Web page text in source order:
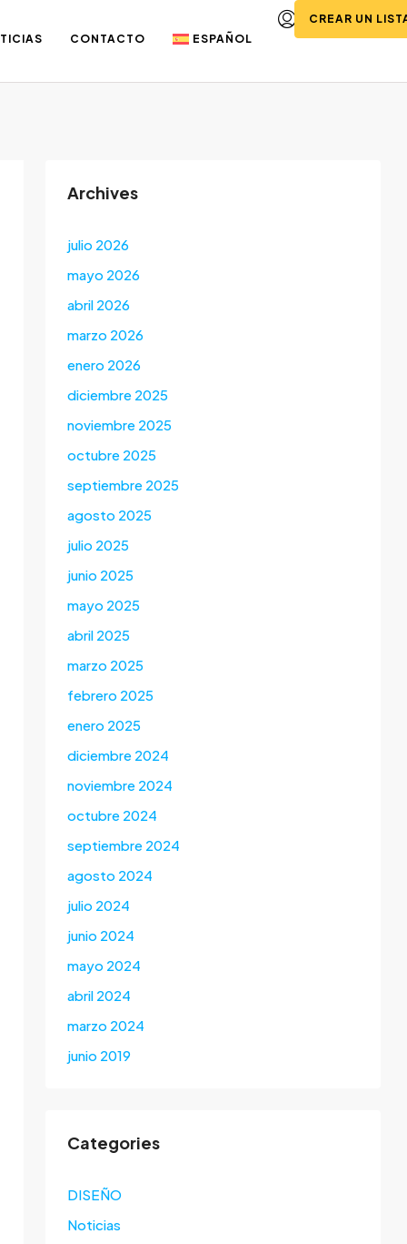
CONTACTO ESPAÑOL
CREAR UN
Archives
julio 2026
mayo 2026
abril 2026
marzo 2026
enero 2026
diciembre 2025
noviembre 2025
octubre 2025
septiembre 2025
agosto 2025
julio 2025
junio 2025
mayo 2025
abril 2025
marzo 2025
febrero 2025
enero 2025
diciembre 2024
noviembre 2024
octubre 2024
septiembre 2024
agosto 2024
julio 2024
junio 2024
mayo 2024
abril 2024
marzo 2024
junio 2019
Categories
DISEÑO
Noticias